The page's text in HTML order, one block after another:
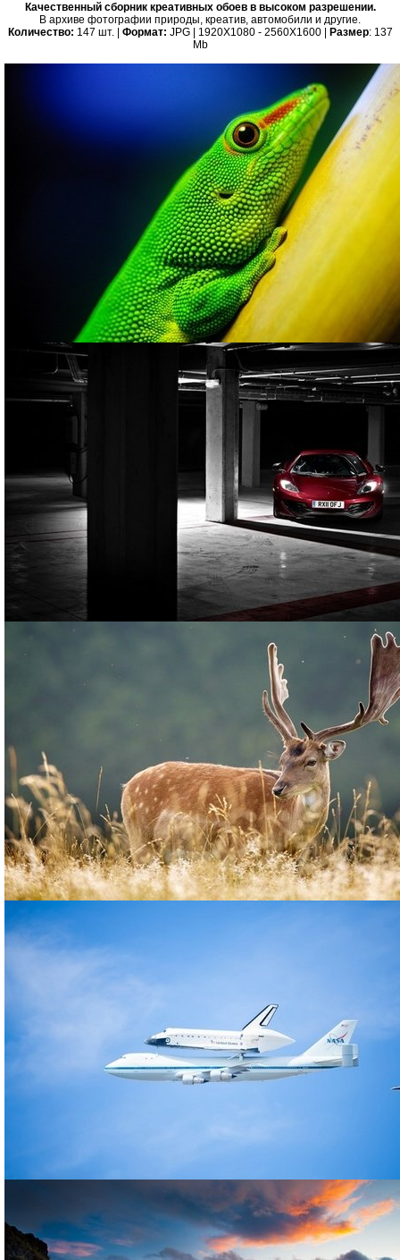
Качественный сборник креативных обоев в высоком разрешении.
В архиве фотографии природы, креатив, автомобили и другие.
Количество: 147 шт. | Формат: JPG | 1920X1080 - 2560X1600 | Размер: 137
Mb